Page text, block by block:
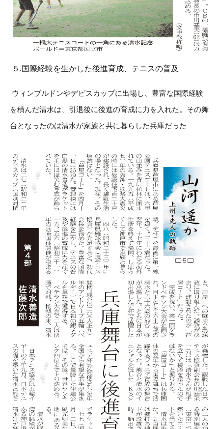
５.国際経験を生かした後進育成、テニスの普及
ウィンブルドンやデビスカップに出場し、豊富な国際経験
を積んだ清水は、引退後に後進の育成に力を入れた。その舞
台となったのは清水が家族と共に暮らした兵庫だった